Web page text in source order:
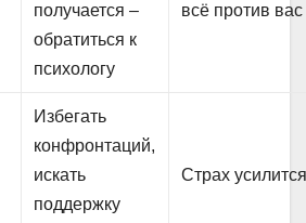
получается –
обратиться к
психологу
всё против вас
Избегать
конфронтаций,
искать
поддержку
Страх